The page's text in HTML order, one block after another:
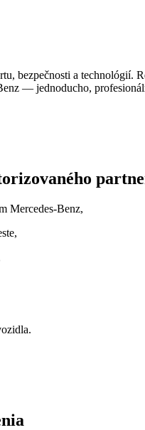
bezpečnosti a technológií.
— jednoducho,
Mercedes-Benz,